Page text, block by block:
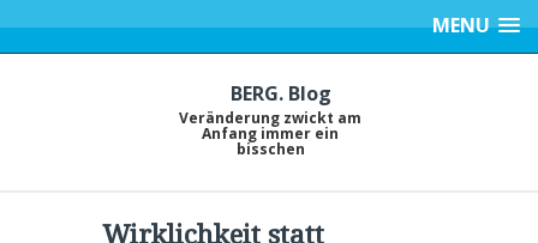
MENU
BERG. Blog
Veränderung zwickt am
Anfang immer ein
bisschen
Wirklichkeit statt